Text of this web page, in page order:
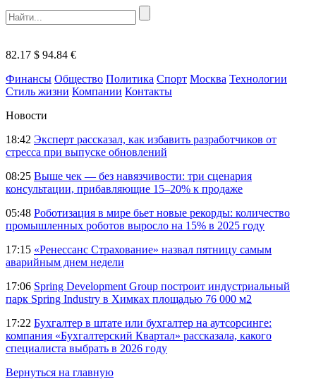
82.17 $ 94.84 €
Финансы Общество Политика Спорт Москва Технологии
Стиль жизни Компании Контакты
Новости
18:42 Эксперт рассказал, как избавить разработчиков от
стресса при выпуске обновлений
08:25 Выше чек — без навязчивости: три сценария
консультации, прибавляющие 15–20% к продаже
05:48 Роботизация в мире бьет новые рекорды: количество
промышленных роботов выросло на 15% в 2025 году
17:15 «Ренессанс Страхование» назвал пятницу самым
аварийным днем недели
17:06 Spring Development Group построит индустриальный
парк Spring Industry в Химках площадью 76 000 м2
17:22 Бухгалтер в штате или бухгалтер на аутсорсинге:
компания «Бухгалтерский Квартал» рассказала, какого
специалиста выбрать в 2026 году
Вернуться на главную